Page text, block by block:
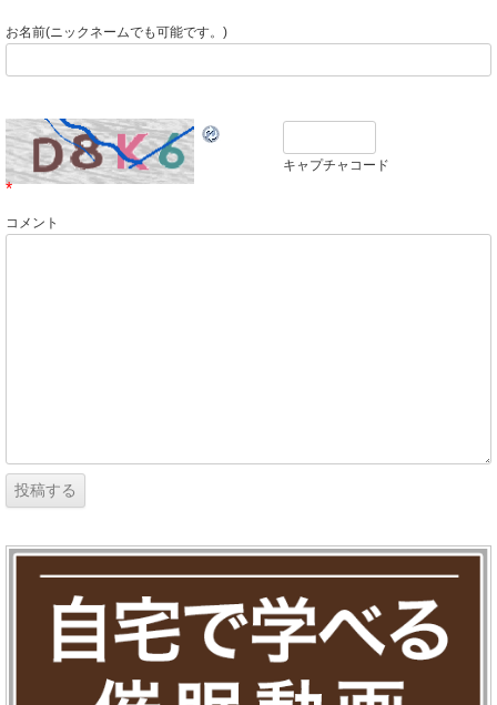
お名前(ニックネームでも可能です。)
キャプチャコード
*
コメント